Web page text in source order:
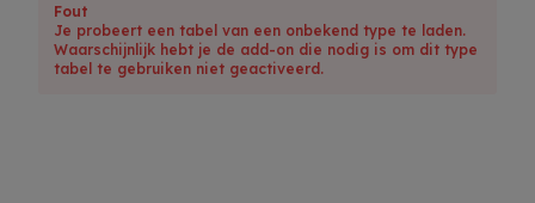
Fout
Je probeert een tabel van een onbekend type te laden.
Waarschijnlijk hebt je de add-on die nodig is om dit type
tabel te gebruiken niet geactiveerd.